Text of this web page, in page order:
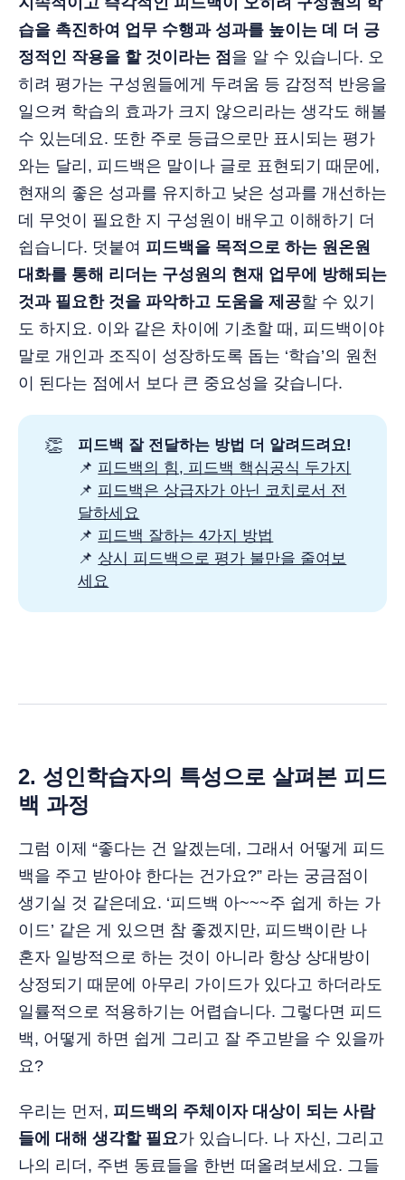
습을 촉진하여 업무 수행과 성과를 높이는 데 더 긍
정적인 작용을 할 것이라는 점 을 알 수 있습니다. 오
히려 평가는 구성원들에게 두려움 등 감정적 반응을
일으켜 학습의 효과가 크지 않으리라는 생각도 해볼
수 있는데요. 또한 주로 등급으로만 표시되는 평가
와는 달리, 피드백은 말이나 글로 표현되기 때문에,
현재의 좋은 성과를 유지하고 낮은 성과를 개선하는
데 무엇이 필요한 지 구성원이 배우고 이해하기 더
쉽습니다. 덧붙여 피드백을 목적으로 하는 원온원
대화를 통해 리더는 구성원의 현재 업무에 방해되는
것과 필요한 것을 파악하고 도움을 제공할 수 있기
도 하지요. 이와 같은 차이에 기초할 때, 피드백이야
말로 개인과 조직이 성장하도록 돕는 ‘학습’의 원천
이 된다는 점에서 보다 큰 중요성을 갖습니다.
👏
피드백 잘 전달하는 방법 더 알려드려요!
📌 피드백의 힘, 피드백 핵심공식 두가지
📌 피드백은 상급자가 아닌 코치로서 전
달하세요
📌 피드백 잘하는 4가지 방법
📌 상시 피드백으로 평가 불만을 줄여보
세요
2. 성인학습자의 특성으로 살펴본 피드
백 과정
그럼 이제 “좋다는 건 알겠는데, 그래서 어떻게 피드
백을 주고 받아야 한다는 건가요?” 라는 궁금점이
생기실 것 같은데요. ‘피드백 아~~~주 쉽게 하는 가
이드’ 같은 게 있으면 참 좋겠지만, 피드백이란 나
혼자 일방적으로 하는 것이 아니라 항상 상대방이
상정되기 때문에 아무리 가이드가 있다고 하더라도
일률적으로 적용하기는 어렵습니다. 그렇다면 피드
백, 어떻게 하면 쉽게 그리고 잘 주고받을 수 있을까
요?
우리는 먼저, 피드백의 주체이자 대상이 되는 사람
들에 대해 생각할 필요가 있습니다. 나 자신, 그리고
나의 리더, 주변 동료들을 한번 떠올려보세요. 그들